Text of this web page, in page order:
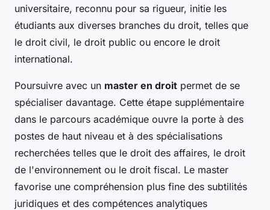
universitaire, reconnu pour sa rigueur, initie les
étudiants aux diverses branches du droit, telles que
le droit civil, le droit public ou encore le droit
international.
Poursuivre avec un master en droit permet de se
spécialiser davantage. Cette étape supplémentaire
dans le parcours académique ouvre la porte à des
postes de haut niveau et à des spécialisations
recherchées telles que le droit des affaires, le droit
de l'environnement ou le droit fiscal. Le master
favorise une compréhension plus fine des subtilités
juridiques et des compétences analytiques